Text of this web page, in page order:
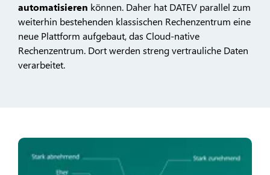
automatisieren können. Daher hat DATEV parallel zum
weiterhin bestehenden klassischen Rechenzentrum eine
neue Plattform aufgebaut, das Cloud-native
Rechenzentrum. Dort werden streng vertrauliche Daten
verarbeitet.